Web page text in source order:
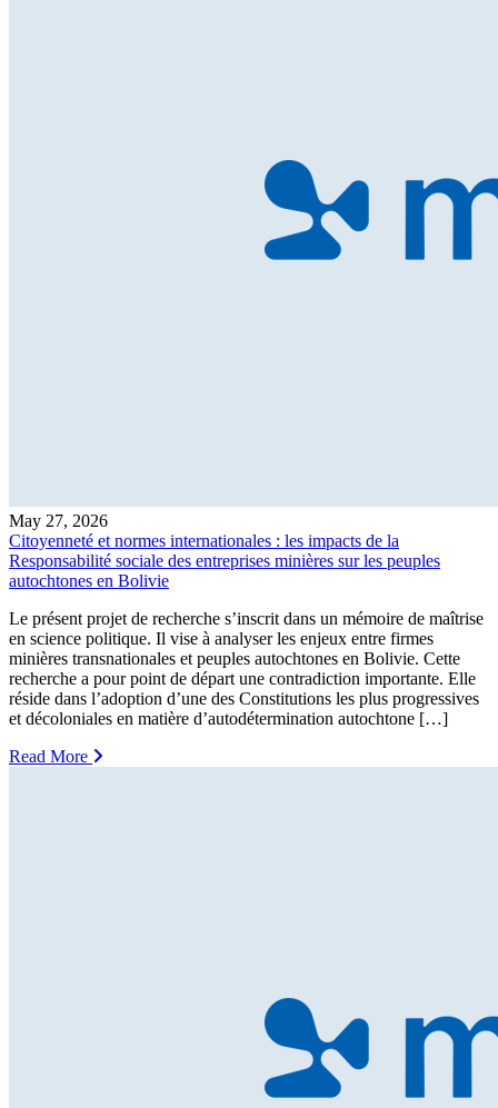
May 27, 2026
Citoyenneté et normes internationales : les impacts de la
Responsabilité sociale des entreprises minières sur les peuples
autochtones en Bolivie
Le présent projet de recherche s’inscrit dans un mémoire de maîtrise
en science politique. Il vise à analyser les enjeux entre firmes
minières transnationales et peuples autochtones en Bolivie. Cette
recherche a pour point de départ une contradiction importante. Elle
réside dans l’adoption d’une des Constitutions les plus progressives
et décoloniales en matière d’autodétermination autochtone […]
Read More